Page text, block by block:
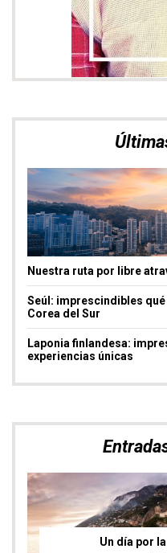
Nuestra ruta por libre
Seúl: imprescindibles
Corea del Sur
Laponia finlandesa:
experiencias únicas
Un día por